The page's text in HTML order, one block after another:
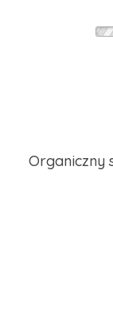
Organiczny